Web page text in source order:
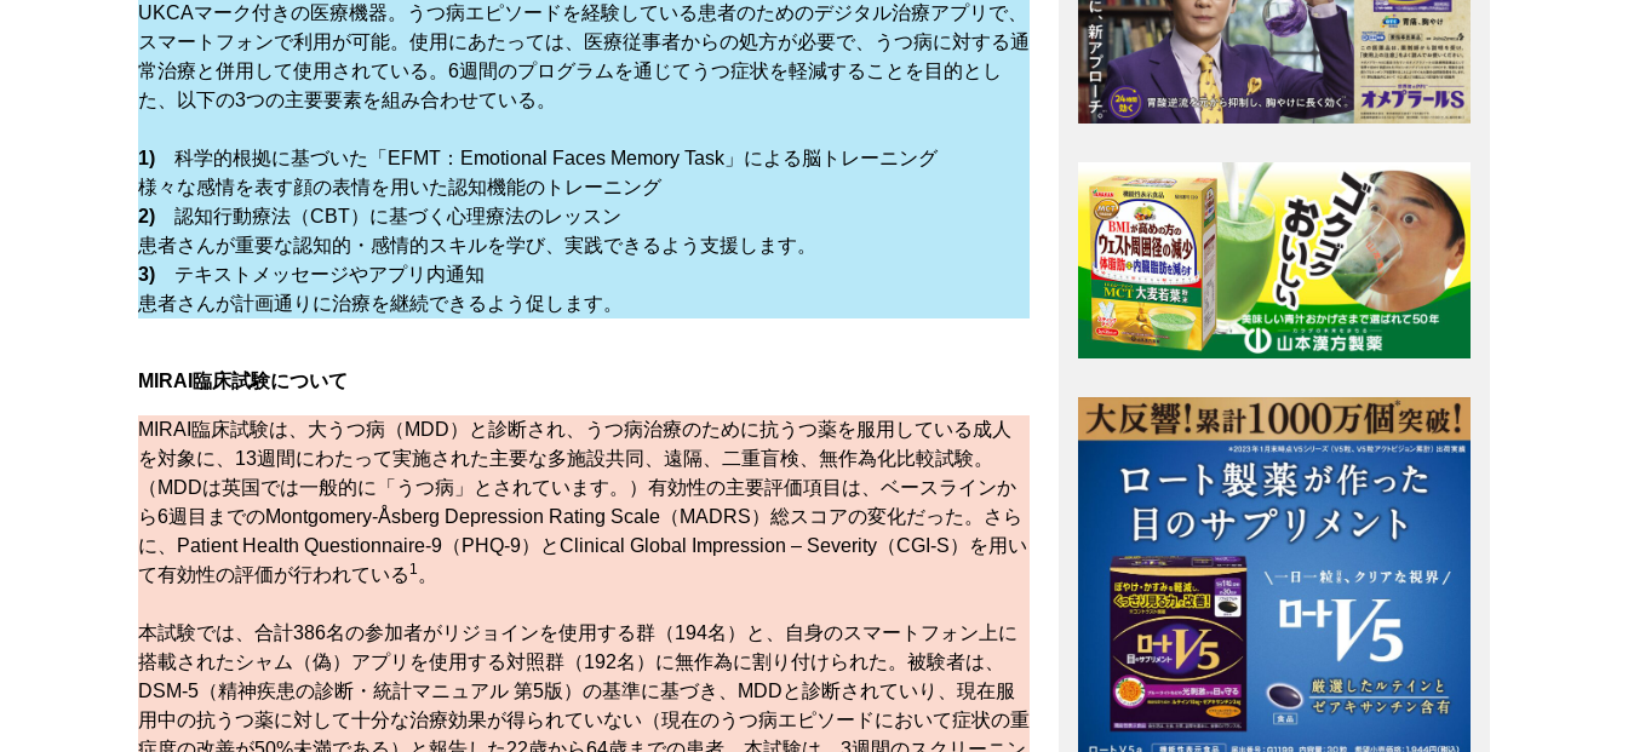
UKCAマーク付きの医療機器。うつ病エピソードを経験している患者のためのデジタル治療アプリで、
スマートフォンで利用が可能。使用にあたっては、医療従事者からの処方が必要で、うつ病に対する通
常治療と併用して使用されている。6週間のプログラムを通じてうつ症状を軽減することを目的とし
た、以下の3つの主要要素を組み合わせている。
1) 科学的根拠に基づいた「EFMT：Emotional Faces Memory Task」による脳トレーニング
様々な感情を表す顔の表情を用いた認知機能のトレーニング
2) 認知行動療法（CBT）に基づく心理療法のレッスン
患者さんが重要な認知的・感情的スキルを学び、実践できるよう支援します。
3) テキストメッセージやアプリ内通知
患者さんが計画通りに治療を継続できるよう促します。
MIRAI臨床試験について
MIRAI臨床試験は、大うつ病（MDD）と診断され、うつ病治療のために抗うつ薬を服用している成人
を対象に、13週間にわたって実施された主要な多施設共同、遠隔、二重盲検、無作為化比較試験。
（MDDは英国では一般的に「うつ病」とされています。）有効性の主要評価項目は、ベースラインか
ら6週目までのMontgomery-Åsberg Depression Rating Scale（MADRS）総スコアの変化だった。さら
に、Patient Health Questionnaire-9（PHQ-9）とClinical Global Impression – Severity（CGI-S）を用い
て有効性の評価が行われている 1 。
本試験では、合計386名の参加者がリジョインを使用する群（194名）と、自身のスマートフォン上に
搭載されたシャム（偽）アプリを使用する対照群（192名）に無作為に割り付けられた。被験者は、
DSM-5（精神疾患の診断・統計マニュアル 第5版）の基準に基づき、MDDと診断されていり、現在服
用中の抗うつ薬に対して十分な治療効果が得られていない（現在のうつ病エピソードにおいて症状の重